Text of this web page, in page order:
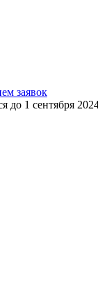
заявок
до 1 сентября